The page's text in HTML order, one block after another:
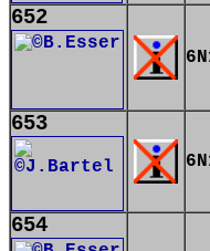
652
653
654